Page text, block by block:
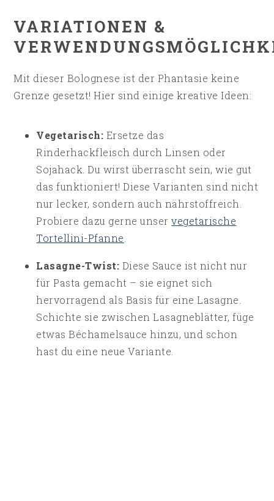
VARIATIONEN &
Mit dieser Bolognese ist der Phantasie keine
Grenze gesetzt! Hier sind einige kreative Ideen:
Vegetarisch: Ersetze das
Rinderhackfleisch durch Linsen oder
Sojahack. Du wirst überrascht sein, wie gut
das funktioniert! Diese Varianten sind nicht
nur lecker, sondern auch nährstoffreich.
Probiere dazu gerne unservegetarische
Tortellini-Pfanne
Lasagne-Twist: Diese Sauce ist nicht nur
für Pasta gemacht – sie eignet sich
hervorragend als Basis für eine Lasagne.
Schichte sie zwischen Lasagneblätter, füge
etwas Béchamelsauce hinzu, und schon
hast du eine neue Variante.